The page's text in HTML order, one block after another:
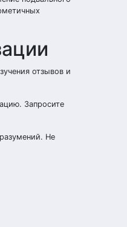
отзывов и
Запросите
Не